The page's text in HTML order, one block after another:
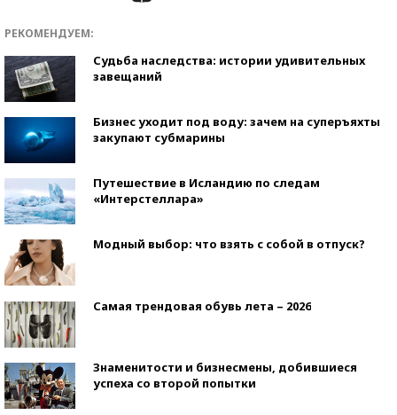
РЕКОМЕНДУЕМ:
Судьба наследства: истории удивительных
завещаний
Бизнес уходит под воду: зачем на суперъяхты
закупают субмарины
Путешествие в Исландию по следам
«Интерстеллара»
Модный выбор: что взять с собой в отпуск?
Самая трендовая обувь лета – 2026
Знаменитости и бизнесмены, добившиеся
успеха со второй попытки